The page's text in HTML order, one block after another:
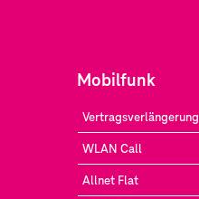
Mobilfunk
Vertragsverlängerung
WLAN Call
Allnet Flat